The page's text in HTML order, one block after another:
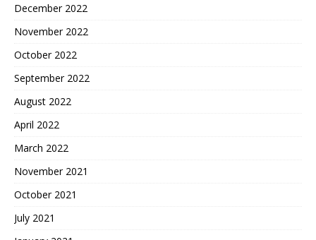
December 2022
November 2022
October 2022
September 2022
August 2022
April 2022
March 2022
November 2021
October 2021
July 2021